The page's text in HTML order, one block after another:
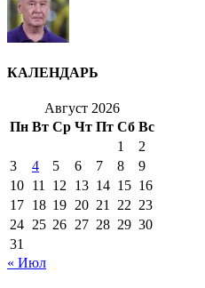
КАЛЕНДАРЬ
Август 2026
Пн Вт Ср Чт Пт Сб Вс
1
2
3
4 5 6 7 8
9
10 11 12 13 14 15 16
17 18 19 20 21 22 23
24 25 26 27 28 29 30
31
« Июл